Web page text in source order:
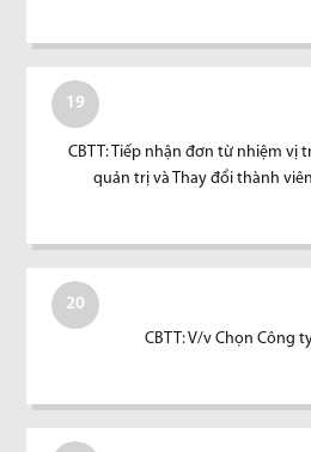
19
CBTT: Tiếp nhận đơn từ nhiệm vị
quản trị và Thay đổi thành
20
CBTT: V/v Chọn Công